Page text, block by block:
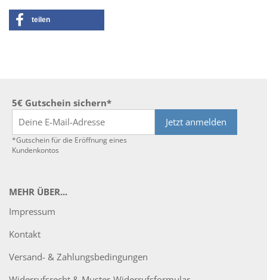
teilen
5€ Gutschein sichern*
Jetzt anmelden
*Gutschein für die Eröffnung eines
Kundenkontos
MEHR ÜBER...
Impressum
Kontakt
Versand- & Zahlungsbedingungen